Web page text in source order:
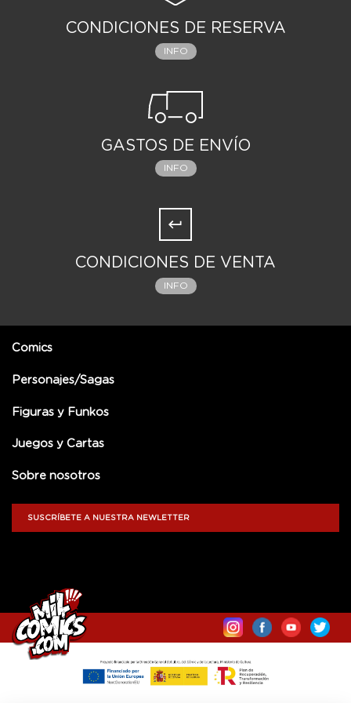
CONDICIONES DE RESERVA
INFO
GASTOS DE ENVÍO
INFO
CONDICIONES DE VENTA
INFO
Comics
Personajes/Sagas
Figuras y Funkos
Juegos y Cartas
Sobre nosotros
SUSCRÍBETE A NUESTRA NEWLETTER